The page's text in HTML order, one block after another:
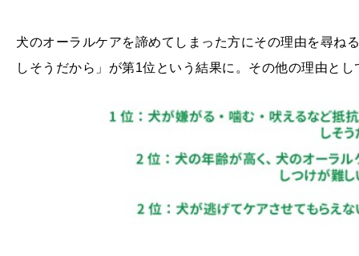
犬のオーラルケアを諦めてしまった方にその理由を尋ね
しそうだから」が第1位という結果に。その他の理由と